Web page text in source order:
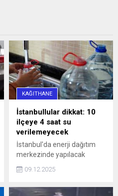
KAĞITHANE
İstanbullular dikkat: 10
ilçeye 4 saat su
verilemeyecek
İstanbul'da enerji dağıtım
merkezinde yapılacak
10 ilçeye 4 saat su
09.12.2025